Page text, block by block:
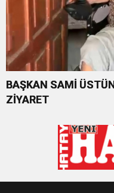
BAŞKAN SAMİ
ZİYARET